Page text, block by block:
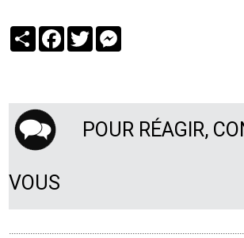
PartagerFacebook
Twitter
POUR RÉAGIR,
VOUS